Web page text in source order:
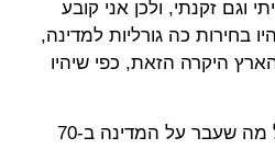
וגם זקנתי, ולכן אני קובע
בחירות כה גורליות למדינה,
היקרה הזאת, כפי שיהיו
כמי שנולד כאן וחווה את כל מה שעבר על המדינה ב-70